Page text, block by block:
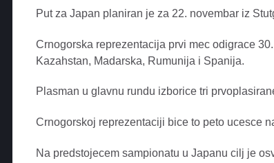
Put za Japan planiran je za 22. novembar iz
Crnogorska reprezentacija prvi mec odigrace
Kazahstan, Madarska, Rumunija i Spanija.
Plasman u glavnu rundu izborice tri
Crnogorskoj reprezentaciji bice to peto ucesce
Na predstojecem sampionatu u Japanu cilj je